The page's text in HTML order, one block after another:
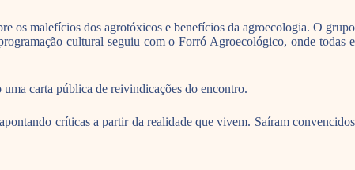
os malefícios dos agrotóxicos e benefícios da agroecologia. O grupo
cultural seguiu com o Forró Agroecológico, onde todas e
carta pública de reivindicações do encontro.
críticas a partir da realidade que vivem. Saíram convencidos